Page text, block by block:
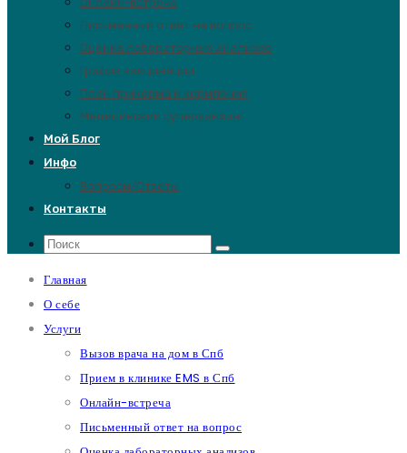
Письменный ответ на вопрос
Оценка лабораторных анализов
График вакцинации
План прикорма и кормления
Медицинский супервайзинг
Мой Блог
Инфо
Вопросы/Ответы
Контакты
Главная
О себе
Услуги
Вызов врача на дом в Спб
Прием в клинике EMS в Спб
Онлайн-встреча
Письменный ответ на вопрос